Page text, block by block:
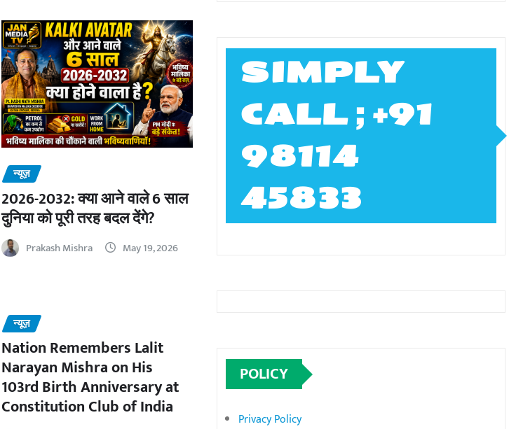
न्यूज़
2026-2032: क्या आने वाले 6 साल
दुनिया को पूरी तरह बदल देंगे?
Prakash Mishra May 19, 2026
न्यूज़
Nation Remembers Lalit
Narayan Mishra on His
103rd Birth Anniversary at
Constitution Club of India
SIMPLY
CALL ; +91
98114
45833
POLICY
Privacy Policy